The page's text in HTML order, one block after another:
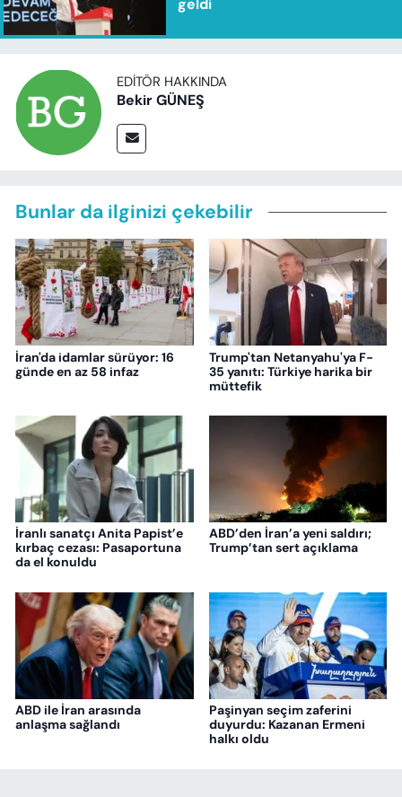
geldi
EDITÖR HAKKINDA
Bekir GÜNEŞ
Bunlar da ilginizi çekebilir
İran'da idamlar sürüyor: 16
günde en az 58 infaz
Trump'tan Netanyahu'ya F-
35 yanıtı: Türkiye harika bir
müttefik
İranlı sanatçı Anita Papist’e
kırbaç cezası: Pasaportuna
da el konuldu
ABD’den İran’a yeni saldırı;
Trump’tan sert açıklama
ABD ile İran arasında
anlaşma sağlandı
Paşinyan seçim zaferini
duyurdu: Kazanan Ermeni
halkı oldu